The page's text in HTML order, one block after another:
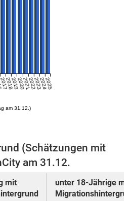
am 31.12.)
201720182019202020212022202320242025
(Schätzungen mit
am 31.12.
mit
unter 18-Jährige mit